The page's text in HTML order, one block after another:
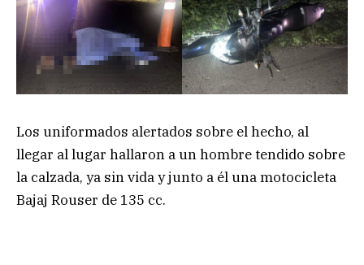
Los uniformados alertados sobre el hecho, al
llegar al lugar hallaron a un hombre tendido sobre
la calzada, ya sin vida y junto a él una motocicleta
Bajaj Rouser de 135 cc.